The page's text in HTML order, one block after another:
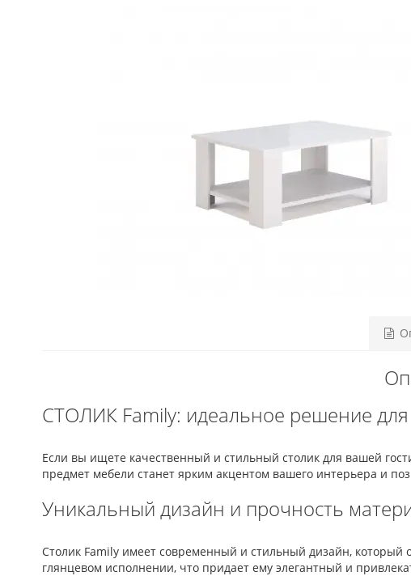
СТОЛИК Family: идеальное решение
Если вы ищете качественный и стильный столик для вашей
предмет мебели станет ярким акцентом вашего интерьера и
Уникальный дизайн и прочность
Столик Family имеет современный и стильный дизайн,
глянцевом исполнении, что придает ему элегантный и